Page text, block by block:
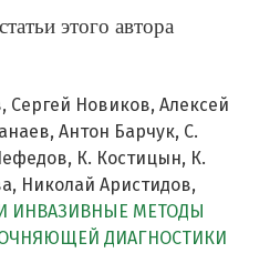
этого автора
Сергей Новиков, Алексей
Антон Барчук, С.
К. Костицын, К.
Николай Аристидов,
ИНВАЗИВНЫЕ МЕТОДЫ
ДИАГНОСТИКИ